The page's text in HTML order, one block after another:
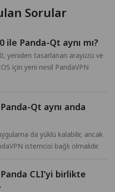
Sorular
ile Panda-Qt aynı mı?
yeniden tasarlanan arayüzü ve
için yeni nesil PandaVPN
Qt aynı anda
da yüklü kalabilir, ancak
istemcisi bağlı olmalıdır.
CLI’yi birlikte